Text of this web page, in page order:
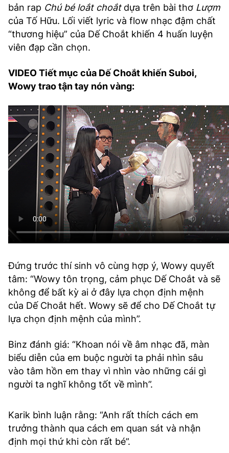
bản rap Chú bé loắt choắt dựa trên bài thơ Lượm
của Tố Hữu. Lối viết lyric và flow nhạc đậm chất
“thương hiệu” của Dế Choắt khiến 4 huấn luyện
viên đạp cần chọn.
VIDEO Tiết mục của Dế Choắt khiến Suboi,
Wowy trao tận tay nón vàng:
Đứng trước thí sinh vô cùng hợp ý, Wowy quyết
tâm: “Wowy tôn trọng, cảm phục Dế Choắt và sẽ
không để bất kỳ ai ở đây lựa chọn định mệnh
của Dế Choắt hết. Wowy sẽ để cho Dế Choắt tự
lựa chọn định mệnh của mình”.
Binz đánh giá: “Khoan nói về âm nhạc đã, màn
biểu diễn của em buộc người ta phải nhìn sâu
vào tâm hồn em thay vì nhìn vào những cái gì
người ta nghĩ không tốt về mình”.
Karik bình luận rằng: “Anh rất thích cách em
trưởng thành qua cách em quan sát và nhận
định mọi thứ khi còn rất bé”.